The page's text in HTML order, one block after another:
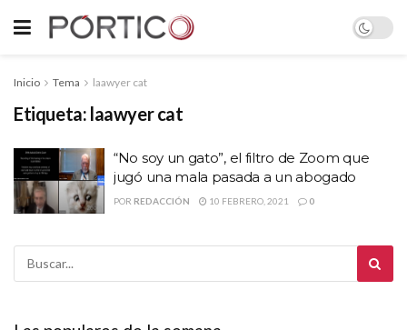
Inicio Tema laawyer cat
Etiqueta: laawyer cat
“No soy un gato”, el filtro de Zoom que
jugó una mala pasada a un abogado
POR REDACCIÓN 10 FEBRERO, 2021 0